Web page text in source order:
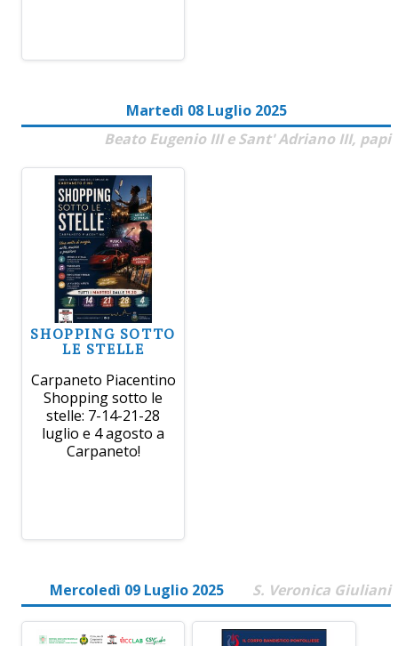
Martedì 08 Luglio 2025
Beato Eugenio III e Sant' Adriano III, papi
SHOPPING SOTTO
LE STELLE
Carpaneto Piacentino
Shopping sotto le
stelle: 7-14-21-28
luglio e 4 agosto a
Carpaneto!
Mercoledì 09 Luglio 2025 S. Veronica Giuliani